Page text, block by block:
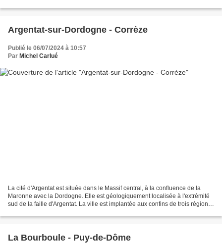
Argentat-sur-Dordogne - Corrèze
Publié le 06/07/2024 à 10:57
Par Michel Carlué
La cité d'Argentat est située dans le Massif central, à la confluence de la
Maronne avec la Dordogne. Elle est géologiquement localisée à l'extrémité
sud de la faille d'Argentat. La ville est implantée aux confins de trois régions :
La Bourboule - Puy-de-Dôme